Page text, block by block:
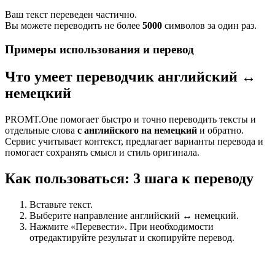
Ваш текст переведен частично.
Вы можете переводить не более 5000 символов за один раз.
Примеры использования и перевод
Что умеет переводчик английский ↔
немецкий
PROMT.One помогает быстро и точно переводить тексты и
отдельные слова с английского на немецкий и обратно.
Сервис учитывает контекст, предлагает варианты перевода и
помогает сохранять смысл и стиль оригинала.
Как пользоваться: 3 шага к переводу
Вставьте текст.
Выберите направление английский ↔ немецкий.
Нажмите «Перевести». При необходимости
отредактируйте результат и скопируйте перевод.